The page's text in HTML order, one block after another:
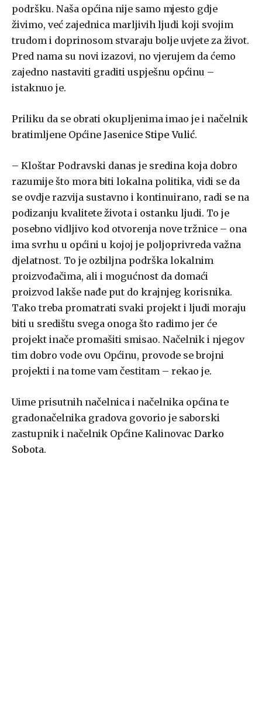
podršku. Naša općina nije samo mjesto gdje
živimo, već zajednica marljivih ljudi koji svojim
trudom i doprinosom stvaraju bolje uvjete za život.
Pred nama su novi izazovi, no vjerujem da ćemo
zajedno nastaviti graditi uspješnu općinu –
istaknuo je.
Priliku da se obrati okupljenima imao je i načelnik
bratimljene Općine Jasenice Stipe Vulić.
– Kloštar Podravski danas je sredina koja dobro
razumije što mora biti lokalna politika, vidi se da
se ovdje razvija sustavno i kontinuirano, radi se na
podizanju kvalitete života i ostanku ljudi. To je
posebno vidljivo kod otvorenja nove tržnice – ona
ima svrhu u općini u kojoj je poljoprivreda važna
djelatnost. To je ozbiljna podrška lokalnim
proizvođačima, ali i mogućnost da domaći
proizvod lakše nađe put do krajnjeg korisnika.
Tako treba promatrati svaki projekt i ljudi moraju
biti u središtu svega onoga što radimo jer će
projekt inače promašiti smisao. Načelnik i njegov
tim dobro vode ovu Općinu, provode se brojni
projekti i na tome vam čestitam – rekao je.
Uime prisutnih načelnica i načelnika općina te
gradonačelnika gradova govorio je saborski
zastupnik i načelnik Općine Kalinovac Darko
Sobota.